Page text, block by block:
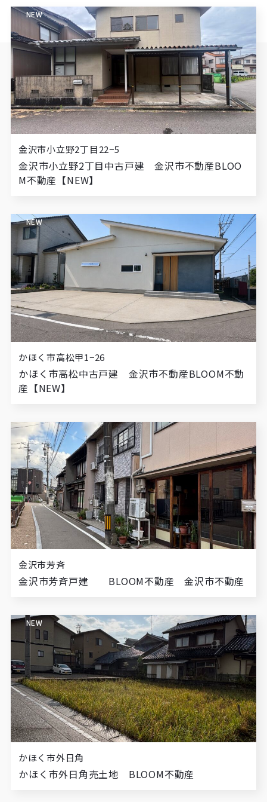
金沢市小立野2丁目22−5
金沢市小立野2丁目中古戸建 金沢市不動産BLOO
M不動産【NEW】
NEW
かほく市高松甲1−26
かほく市高松中古戸建 金沢市不動産BLOOM不動
産【NEW】
NEW
金沢市芳斉
金沢市芳斉戸建 BLOOM不動産 金沢市不動産
かほく市外日角
かほく市外日角売土地 BLOOM不動産
NEW